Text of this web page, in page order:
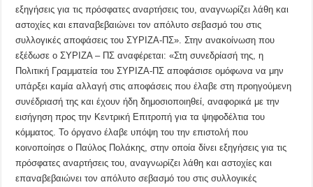
εξηγήσεις για τις πρόσφατες αναρτήσεις του, αναγνωρίζει λάθη και
αστοχίες και επαναβεβαιώνει τον απόλυτο σεβασμό του στις
συλλογικές αποφάσεις του ΣΥΡΙΖΑ-ΠΣ». Στην ανακοίνωση που
εξέδωσε ο ΣΥΡΙΖΑ – ΠΣ αναφέρεται: «Στη συνεδρίασή της, η
Πολιτική Γραμματεία του ΣΥΡΙΖΑ-ΠΣ αποφάσισε ομόφωνα να μην
υπάρξει καμία αλλαγή στις αποφάσεις που έλαβε στη προηγούμενη
συνέδριασή της και έχουν ήδη δημοσιοποιηθεί, αναφορικά με την
εισήγηση προς την Κεντρική Επιτροπή για τα ψηφοδέλτια του
κόμματος. Το όργανο έλαβε υπόψη του την επιστολή που
κοινοποίησε ο Παύλος Πολάκης, στην οποία δίνει εξηγήσεις για τις
πρόσφατες αναρτήσεις του, αναγνωρίζει λάθη και αστοχίες και
επαναβεβαιώνει τον απόλυτο σεβασμό του στις συλλογικές